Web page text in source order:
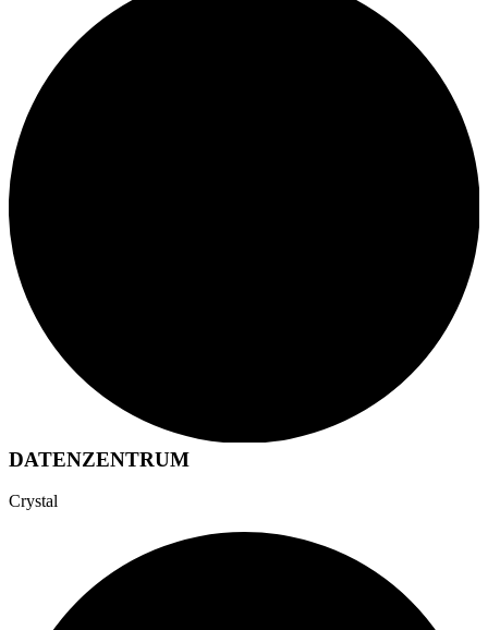
DATENZENTRUM
Crystal